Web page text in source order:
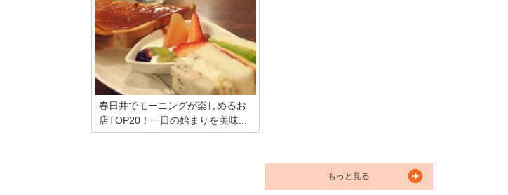
春日井でモーニングが楽しめるお
店TOP20！一日の始まりを美味...
もっと見る